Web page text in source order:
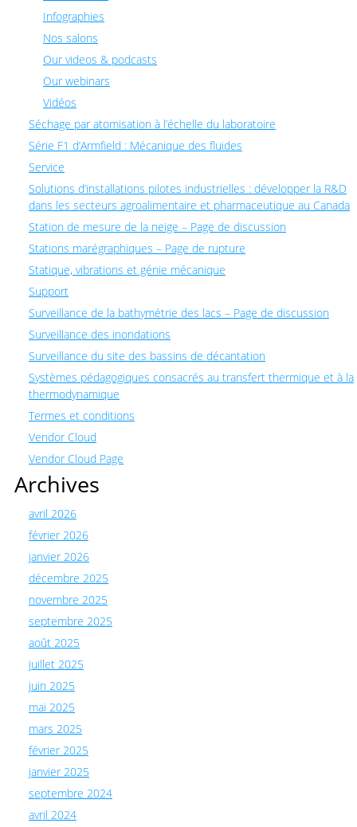
Infographies
Nos salons
Our videos & podcasts
Our webinars
Vidéos
Séchage par atomisation à l’échelle du laboratoire
Série F1 d’Armfield : Mécanique des fluides
Service
Solutions d’installations pilotes industrielles : développer la R&D
dans les secteurs agroalimentaire et pharmaceutique au Canada
Station de mesure de la neige – Page de discussion
Stations marégraphiques – Page de rupture
Statique, vibrations et génie mécanique
Support
Surveillance de la bathymétrie des lacs – Page de discussion
Surveillance des inondations
Surveillance du site des bassins de décantation
Systèmes pédagogiques consacrés au transfert thermique et à la
thermodynamique
Termes et conditions
Vendor Cloud
Vendor Cloud Page
Archives
avril 2026
février 2026
janvier 2026
décembre 2025
novembre 2025
septembre 2025
août 2025
juillet 2025
juin 2025
mai 2025
mars 2025
février 2025
janvier 2025
septembre 2024
avril 2024